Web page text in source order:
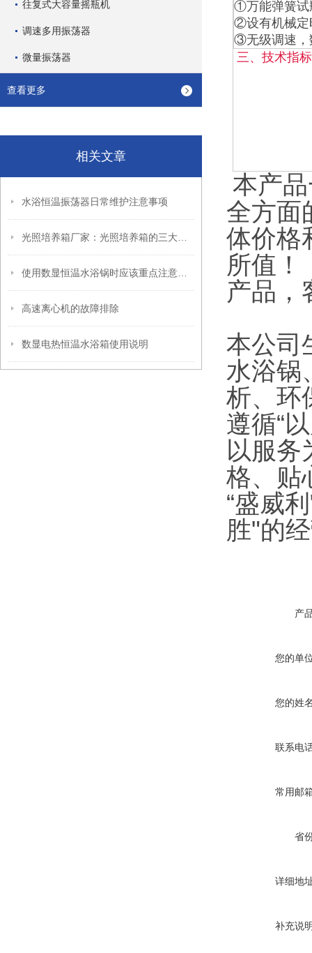
往复式大容量摇瓶机
调速多用振荡器
微量振荡器
查看更多
相关文章
水浴恒温振荡器日常维护注意事项
高速离心机的故障排除
数显电热恒温水浴箱使用说明
①万能弹簧试
②设有机械定
③无级调速，
三、技术指
本产
全方面
体价格
所值！
产品，
本公司
水浴锅
析、环
遵循“
以服务
格、贴
“盛威
胜"的
产
您的单
您的姓
联系电
常用邮
省
详细地
补充说